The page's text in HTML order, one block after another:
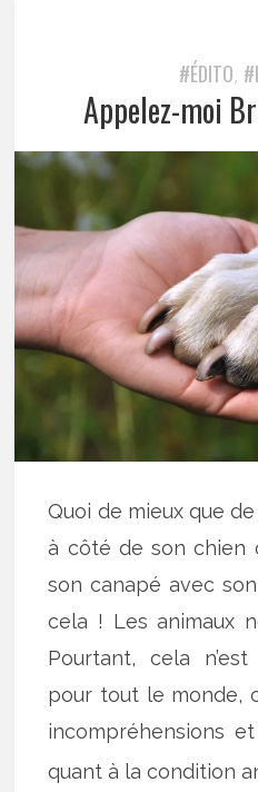
#ÉDITO,
Appelez-moi
Quoi de mieux que
à côté de son chien
son canapé avec
cela ! Les animaux
Pourtant, cela
pour tout le monde,
incompréhensions
quant à la condition